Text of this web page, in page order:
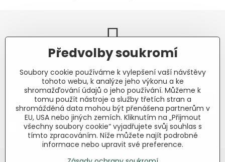
Newsletter
Odebírat naše novinky:
Odebírat
Chci se přihlásit k odběru novinek e-mailem.
Předvolby soukromí
Soubory cookie používáme k vylepšení vaší návštěvy
tohoto webu, k analýze jeho výkonu a ke
shromažďování údajů o jeho používání. Můžeme k
tomu použít nástroje a služby třetích stran a
shromážděná data mohou být přenášena partnerům v
EU, USA nebo jiných zemích. Kliknutím na „Přijmout
všechny soubory cookie“ vyjadřujete svůj souhlas s
tímto zpracováním. Níže můžete najít podrobné
informace nebo upravit své preference.